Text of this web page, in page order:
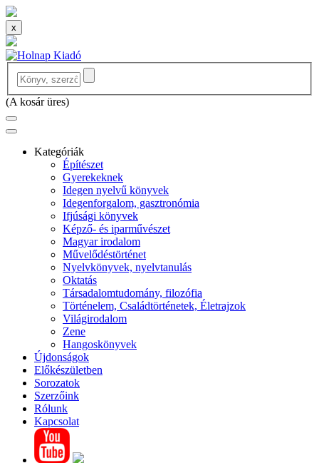
x
(A kosár üres)
Kategóriák
Építészet
Gyerekeknek
Idegen nyelvű könyvek
Idegenforgalom, gasztronómia
Ifjúsági könyvek
Képző- és iparművészet
Magyar irodalom
Művelődéstörténet
Nyelvkönyvek, nyelvtanulás
Oktatás
Társadalomtudomány, filozófia
Történelem, Családtörténetek, Életrajzok
Világirodalom
Zene
Hangoskönyvek
Újdonságok
Előkészületben
Sorozatok
Szerzőink
Rólunk
Kapcsolat